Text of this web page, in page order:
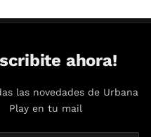
ahora!
las novedades de Urbana
Play en tu mail